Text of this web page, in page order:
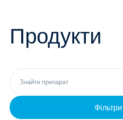
Неврологія
Фармаконагляд
Кар'єра
Продукти
Фільтри